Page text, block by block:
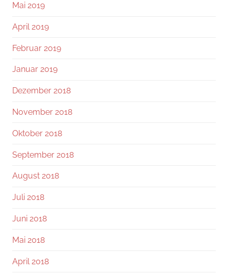
Mai 2019
April 2019
Februar 2019
Januar 2019
Dezember 2018
November 2018
Oktober 2018
September 2018
August 2018
Juli 2018
Juni 2018
Mai 2018
April 2018